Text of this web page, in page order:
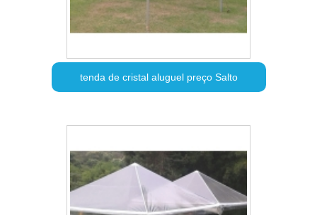
tenda de cristal aluguel preço Salto